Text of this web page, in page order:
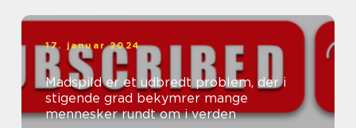
17. januar 2024
Madspild er et udbredt problem, der i
stigende grad bekymrer mange
mennesker rundt om i verden